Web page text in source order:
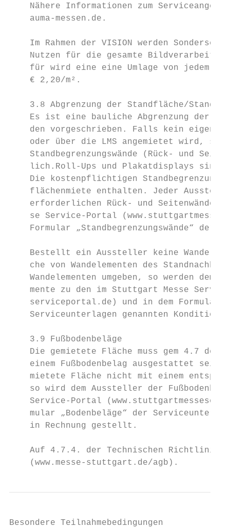
Nähere Informationen zum
auma-messen.de.
Im Rahmen der VISION werden
Nutzen für die gesamte
für wird eine eine Umlage von jedem
    € 2,20/m².
3.8 Abgrenzung der Standfläche/
Es ist eine bauliche Abgrenzung der
den vorgeschrieben. Falls kein
oder über die LMS angemietet wird,
Standbegrenzungswände (Rück- und
lich.Roll-Ups und Plakatdisplays sind
Die kostenpflichtigen
flächenmiete enthalten. Jeder
erforderlichen Rück- und Seitenwände
se Service-Portal
Formular „Standbegrenzungswände“ der
Bestellt ein Aussteller keine
che von Wandelementen des
Wandelementen umgeben, so werden dem
mente zu den im Stuttgart Messe
serviceportal.de) und in dem Formular
Serviceunterlagen genannten
3.9 Fußbodenbeläge
Die gemietete Fläche muss gem 4.7 der
einem Fußbodenbelag ausgestattet
mietete Fläche nicht mit einem
so wird dem Aussteller der
Service-Portal
mular „Bodenbeläge“ der
    in Rechnung gestellt.
Auf 4.7.4. der Technischen
(www.messe-stuttgart.de/agb).
Besondere